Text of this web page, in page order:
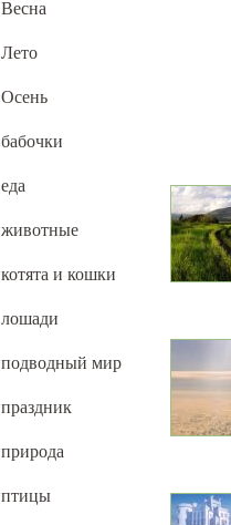
Весна
Лето
Осень
бабочки
еда
животные
котята и кошки
лошади
подводный мир
праздник
природа
птицы